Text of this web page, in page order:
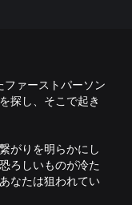
ファーストパーソン
探し、そこで起き
がりを明らかにし
ろしいものが冷た
なたは狙われてい